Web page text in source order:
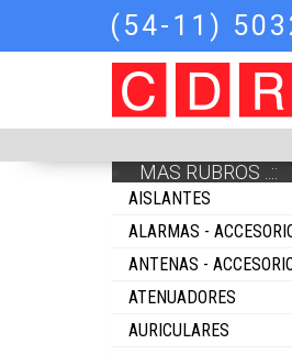
(54-11)
MAS RUBROS ..::
AISLANTES
ALARMAS -
ANTENAS -
ATENUADORES
AURICULARES